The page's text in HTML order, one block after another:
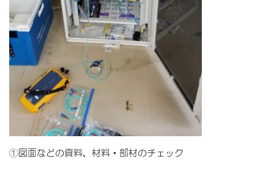
①図面などの資料、材料・部材のチェック